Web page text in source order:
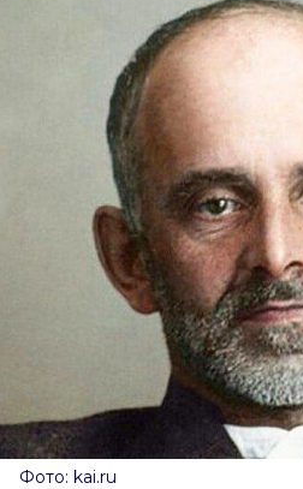
Фото: kai.ru